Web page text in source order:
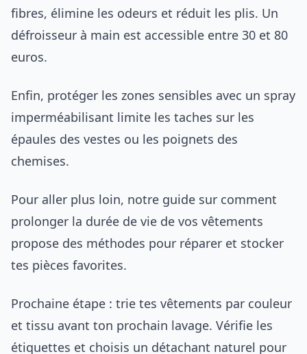
fibres, élimine les odeurs et réduit les plis. Un
défroisseur à main est accessible entre 30 et 80
euros.
Enfin, protéger les zones sensibles avec un spray
imperméabilisant limite les taches sur les
épaules des vestes ou les poignets des
chemises.
Pour aller plus loin, notre guide sur comment
prolonger la durée de vie de vos vêtements
propose des méthodes pour réparer et stocker
tes pièces favorites.
Prochaine étape : trie tes vêtements par couleur
et tissu avant ton prochain lavage. Vérifie les
étiquettes et choisis un détachant naturel pour